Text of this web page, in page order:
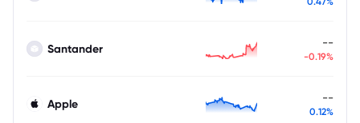
Santander --
-0.19%
Apple --
0.12%